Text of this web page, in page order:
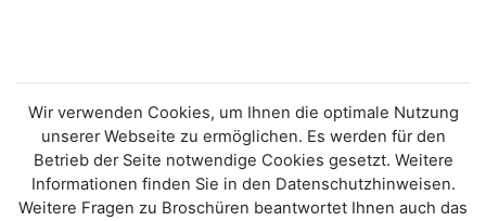
Wir verwenden Cookies, um Ihnen die optimale Nutzung
unserer Webseite zu ermöglichen. Es werden für den
Betrieb der Seite notwendige Cookies gesetzt. Weitere
Informationen finden Sie in den Datenschutzhinweisen.
Weitere Fragen zu Broschüren beantwortet Ihnen auch das